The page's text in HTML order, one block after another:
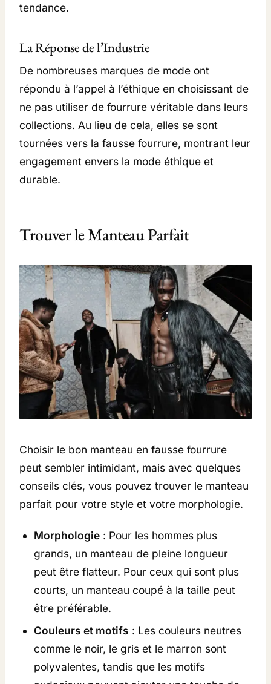
tendance.
La Réponse de l’Industrie
De nombreuses marques de mode ont
répondu à l’appel à l’éthique en choisissant de
ne pas utiliser de fourrure véritable dans leurs
collections. Au lieu de cela, elles se sont
tournées vers la fausse fourrure, montrant leur
engagement envers la mode éthique et
durable.
Trouver le Manteau Parfait
Choisir le bon manteau en fausse fourrure
peut sembler intimidant, mais avec quelques
conseils clés, vous pouvez trouver le manteau
parfait pour votre style et votre morphologie.
Morphologie : Pour les hommes plus
grands, un manteau de pleine longueur
peut être flatteur. Pour ceux qui sont plus
courts, un manteau coupé à la taille peut
être préférable.
Couleurs et motifs : Les couleurs neutres
comme le noir, le gris et le marron sont
polyvalentes, tandis que les motifs